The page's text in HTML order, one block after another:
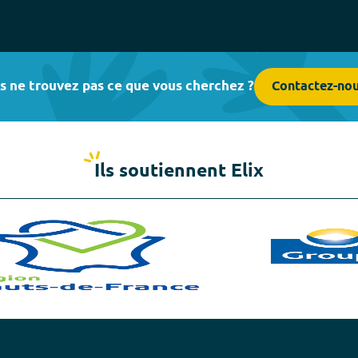
ne trouvez pas ce que vous cherchez ? Contactez-
Ils soutiennent Elix